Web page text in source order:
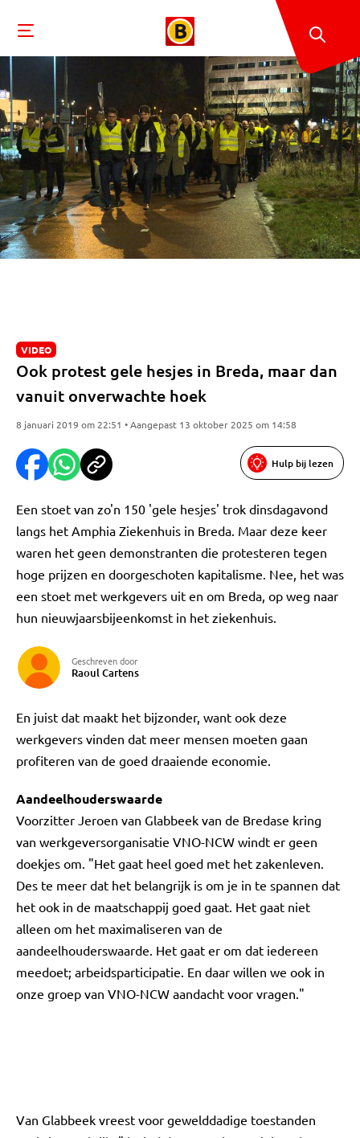
VIDEO
Ook protest gele hesjes in Breda, maar dan
vanuit onverwachte hoek
8 januari 2019 om 22:51 • Aangepast 13 oktober 2025 om 14:58
Hulp bij lezen
Een stoet van zo'n 150 'gele hesjes' trok dinsdagavond
langs het Amphia Ziekenhuis in Breda. Maar deze keer
waren het geen demonstranten die protesteren tegen
hoge prijzen en doorgeschoten kapitalisme. Nee, het was
een stoet met werkgevers uit en om Breda, op weg naar
hun nieuwjaarsbijeenkomst in het ziekenhuis.
Geschreven door
Raoul Cartens
En juist dat maakt het bijzonder, want ook deze
werkgevers vinden dat meer mensen moeten gaan
profiteren van de goed draaiende economie.
Aandeelhouderswaarde
Voorzitter Jeroen van Glabbeek van de Bredase kring
van werkgeversorganisatie VNO-NCW windt er geen
doekjes om. "Het gaat heel goed met het zakenleven.
Des te meer dat het belangrijk is om je in te spannen dat
het ook in de maatschappij goed gaat. Het gaat niet
alleen om het maximaliseren van de
aandeelhouderswaarde. Het gaat er om dat iedereen
meedoet; arbeidsparticipatie. En daar willen we ook in
onze groep van VNO-NCW aandacht voor vragen."
Van Glabbeek vreest voor gewelddadige toestanden